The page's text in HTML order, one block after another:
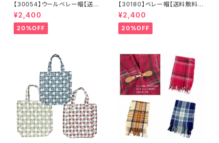
【30054】ウールベレー帽【送料
無料】帽子 カーキ グリー
ン 秋冬 フェルトベレー レト
ロ 無地 チョボ シンプル
¥2,400
20%OFF
【30180】ベレー帽【送料無料】
フレンチ ベーシック 無地
ベージュ パープル ブラウ
ン シンプル ハット 秋冬
ウールベレー バスクベレー
¥2,400
20%OFF